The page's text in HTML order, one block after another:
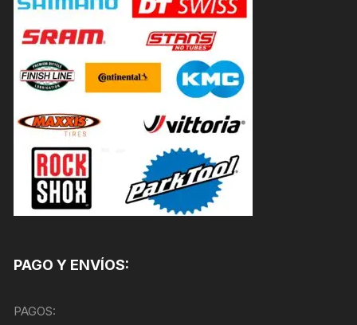
PAGO Y ENVÍOS:
PAGOS: